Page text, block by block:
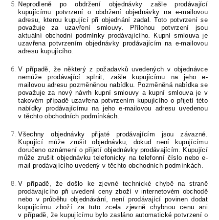
Neprodleně po obdržení objednávky zašle prodávající
kupujícímu potvrzení o obdržení objednávky na e-mailovou
adresu, kterou kupující při objednání zadal. Toto potvrzení se
považuje za uzavření smlouvy. Přílohou potvrzení jsou
aktuální obchodní podmínky prodávajícího. Kupní smlouva je
uzavřena potvrzením objednávky prodávajícím na e-mailovou
adresu kupujícího.
V případě, že některý z požadavků uvedených v objednávce
nemůže prodávající splnit, zašle kupujícímu na jeho e-
mailovou adresu pozměněnou nabídku. Pozměněná nabídka se
považuje za nový návrh kupní smlouvy a kupní smlouva je v
takovém případě uzavřena potvrzením kupujícího o přijetí této
nabídky prodávajícímu na jeho e-mailovou adresu uvedenou
v těchto obchodních podmínkách.
Všechny objednávky přijaté prodávajícím jsou závazné.
Kupující může zrušit objednávku, dokud není kupujícímu
doručeno oznámení o přijetí objednávky prodávajícím. Kupující
může zrušit objednávku telefonicky na telefonní číslo nebo e-
mail prodávajícího uvedený v těchto obchodních podmínkách.
V případě, že došlo ke zjevné technické chybě na straně
prodávajícího při uvedení ceny zboží v internetovém obchodě
nebo v průběhu objednávání, není prodávající povinen dodat
kupujícímu zboží za tuto zcela zjevně chybnou cenuani
v případě, že kupujícímu bylo zasláno automatické potvrzení o